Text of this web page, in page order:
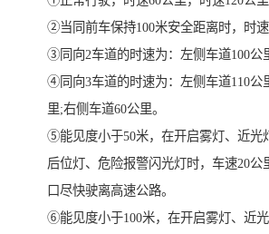
②当同前车保持100米安全距离时，时速
③同向2车道的时速为：左侧车道100公
④同向3车道的时速为：左侧车道110公
里;右侧车道60公里。
⑤能见度小于50米，在开启雾灯、近光
后位灯、危险报警闪光灯时，车速20公
口尽快驶离高速公路。
⑥能见度小于100米，在开启雾灯、近